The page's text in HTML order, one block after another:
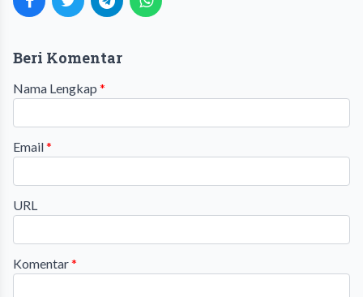
Beri Komentar
Nama Lengkap *
Email*
URL
Komentar*